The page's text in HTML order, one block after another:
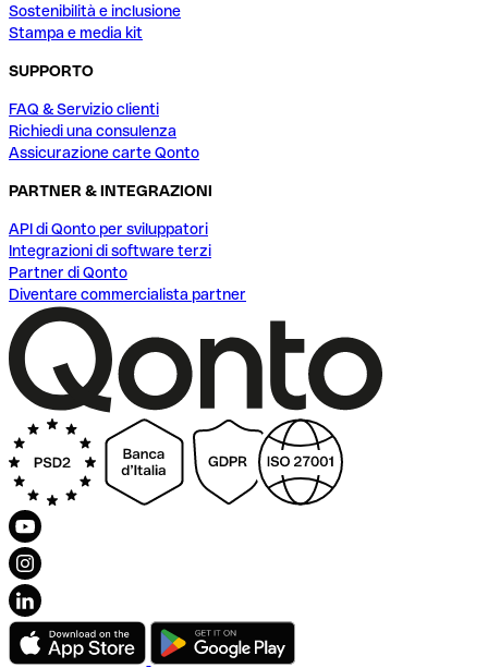
Sostenibilità e inclusione
Stampa e media kit
SUPPORTO
FAQ & Servizio clienti
Richiedi una consulenza
Assicurazione carte Qonto
PARTNER & INTEGRAZIONI
API di Qonto per sviluppatori
Integrazioni di software terzi
Partner di Qonto
Diventare commercialista partner